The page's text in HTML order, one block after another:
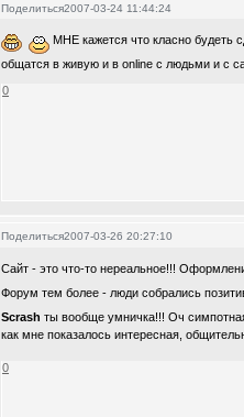
Поделиться2007-03-24 11:44:24
МНЕ кажется что класно будеть
общатся в живую и в online с людьми и с
0
Поделиться2007-03-26 20:27:10
Сайт - это что-то нереальное!!!
Форум тем более - люди собрались
Scrash ты вообще умничка!!! Оч
как мне показалось интересная,
0